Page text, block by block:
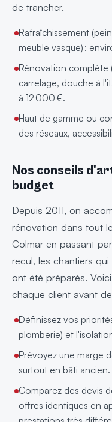
de trancher.
Rafraîchissement
meuble vasque) :
Rénovation complète
carrelage, douche à
à 12 000 €.
Haut de gamme ou
des réseaux,
Nos conseils
budget
Depuis 2011, on
rénovation dans tout
Colmar en passant
recul, les chantiers
ont été préparés.
chaque client avant
Définissez vos
plomberie) et
Prévoyez une marge
surtout en bâti ancien.
Comparez des devis
offres identiques en